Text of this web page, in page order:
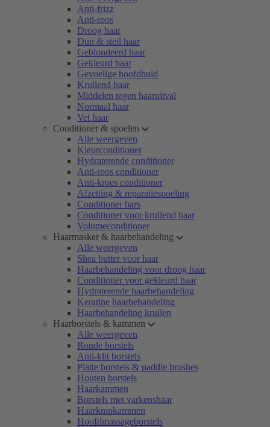
Anti-frizz
Anti-roos
Droog haar
Dun & steil haar
Geblondeerd haar
Gekleurd haar
Gevoelige hoofdhuid
Krullend haar
Middelen tegen haaruitval
Normaal haar
Vet haar
Conditioner & spoelen
Alle weergeven
Kleurconditioner
Hydraterende conditioner
Anti-roos conditioner
Anti-kroes conditioner
Afzetting & reparatiespoeling
Conditioner bars
Conditioner voor krullend haar
Volumeconditioner
Haarmasker & haarbehandeling
Alle weergeven
Shea butter voor haar
Haarbehandeling voor droog haar
Conditioner voor gekleurd haar
Hydraterende haarbehandeling
Keratine haarbehandeling
Haarbehandeling krullen
Haarborstels & kammen
Alle weergeven
Ronde borstels
Anti-klit borstels
Platte borstels & paddle brushes
Houten borstels
Haarkammen
Borstels met varkenshaar
Haarknipkammen
Hoofdmassageborstels